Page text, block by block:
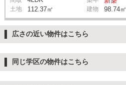
土地 112.37㎡ 建物 98.74㎡
広さの近い物件はこちら
同じ学区の物件はこちら